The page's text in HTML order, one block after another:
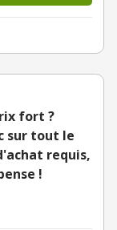
fort ?
sur tout le
requis,
!